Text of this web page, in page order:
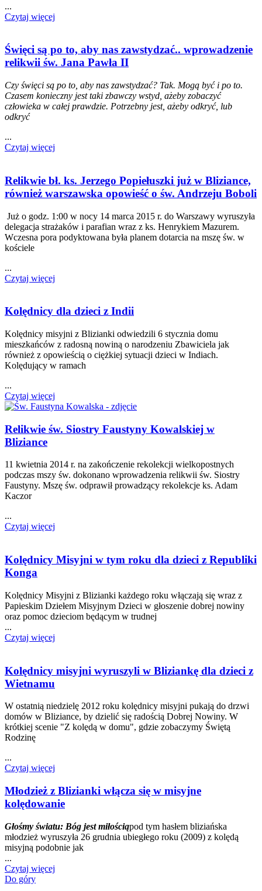
...
Czytaj więcej
Święci są po to, aby nas zawstydzać.. wprowadzenie
relikwii św. Jana Pawła II
Czy święci są po to, aby nas zawstydzać? Tak. Mogą być i po to.
Czasem konieczny jest taki zbawczy wstyd, ażeby zobaczyć
człowieka w całej prawdzie. Potrzebny jest, ażeby odkryć, lub
odkryć
...
Czytaj więcej
Relikwie bł. ks. Jerzego Popiełuszki już w Bliziance,
również warszawska opowieść o św. Andrzeju Boboli
Już o godz. 1:00 w nocy 14 marca 2015 r. do Warszawy wyruszyła
delegacja strażaków i parafian wraz z ks. Henrykiem Mazurem.
Wczesna pora podyktowana była planem dotarcia na mszę św. w
kościele
...
Czytaj więcej
Kolędnicy dla dzieci z Indii
Kolędnicy misyjni z Blizianki odwiedzili 6 stycznia domu
mieszkańców z radosną nowiną o narodzeniu Zbawiciela jak
również z opowieścią o ciężkiej sytuacji dzieci w Indiach.
Kolędujący w ramach
...
Czytaj więcej
Relikwie św. Siostry Faustyny Kowalskiej w
Bliziance
11 kwietnia 2014 r. na zakończenie rekolekcji wielkopostnych
podczas mszy św. dokonano wprowadzenia relikwii św. Siostry
Faustyny. Mszę św. odprawił prowadzący rekolekcje ks. Adam
Kaczor
...
Czytaj więcej
Kolędnicy Misyjni w tym roku dla dzieci z Republiki
Konga
Kolędnicy Misyjni z Blizianki każdego roku włączają się wraz z
Papieskim Dziełem Misyjnym Dzieci w głoszenie dobrej nowiny
oraz pomoc dzieciom będącym w trudnej
...
Czytaj więcej
Kolędnicy misyjni wyruszyli w Bliziankę dla dzieci z
Wietnamu
W ostatnią niedzielę 2012 roku kolędnicy misyjni pukają do drzwi
domów w Bliziance, by dzielić się radością Dobrej Nowiny. W
krótkiej scenie "Z kolędą w domu", gdzie zobaczymy Świętą
Rodzinę
...
Czytaj więcej
Młodzież z Blizianki włącza się w misyjne
kolędowanie
Głośmy światu: Bóg jest miłościąpod tym hasłem bliziańska
młodzież wyruszyła 26 grudnia ubiegłego roku (2009) z kolędą
misyjną podobnie jak
...
Czytaj więcej
Do góry